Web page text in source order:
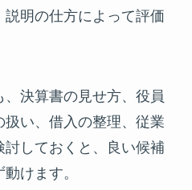
明の仕方によって評価
決算書の見せ方、役員
い、借入の整理、従業
討しておくと、良い候補
けます。